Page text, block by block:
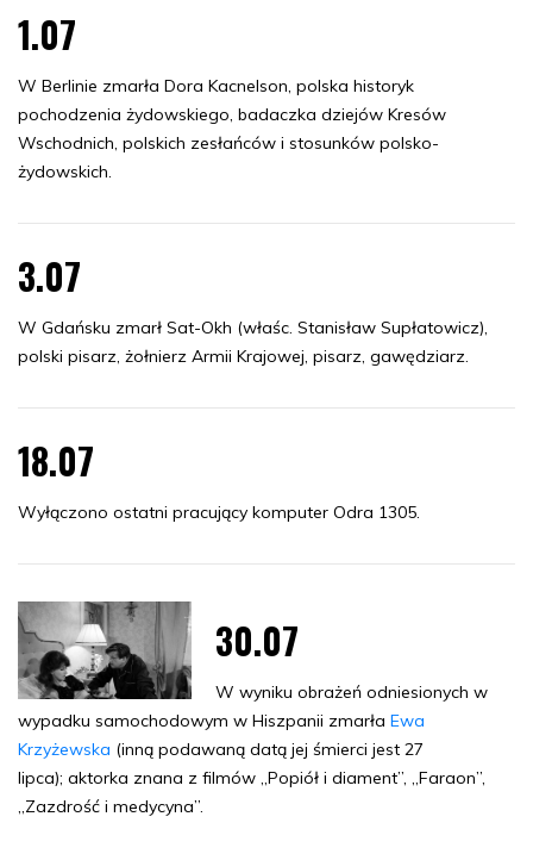
1.07
W Berlinie zmarła Dora Kacnelson, polska historyk
pochodzenia żydowskiego, badaczka dziejów Kresów
Wschodnich, polskich zesłańców i stosunków polsko-
żydowskich.
3.07
W Gdańsku zmarł Sat-Okh (właśc. Stanisław Supłatowicz),
polski pisarz, żołnierz Armii Krajowej, pisarz, gawędziarz.
18.07
Wyłączono ostatni pracujący komputer Odra 1305.
30.07
W wyniku obrażeń odniesionych w
wypadku samochodowym w Hiszpanii zmarła Ewa
Krzyżewska (inną podawaną datą jej śmierci jest 27
lipca); aktorka znana z filmów „Popiół i diament”, „Faraon”,
„Zazdrość i medycyna”.